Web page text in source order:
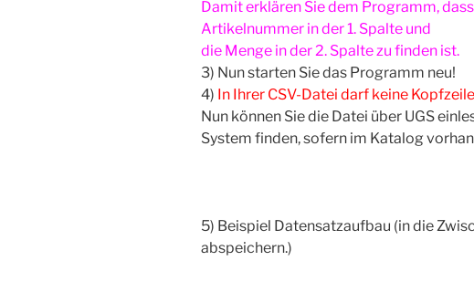
Damit erklären Sie dem Programm,
Artikelnummer in der 1. Spalte und
die Menge in der 2. Spalte zu finden ist.
3) Nun starten Sie das Programm neu!
4) In Ihrer CSV-Datei darf keine
Nun können Sie die Datei über UGS
System finden, sofern im Katalog
5) Beispiel Datensatzaufbau (in die
abspeichern.)